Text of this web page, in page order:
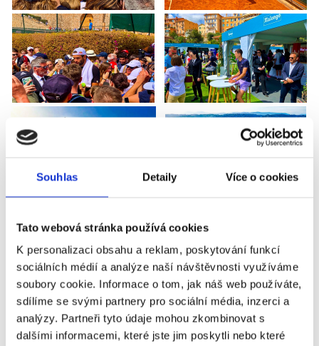
Souhlas Detaily Více o cookies
Tato webová stránka používá cookies
K personalizaci obsahu a reklam, poskytování funkcí
sociálních médií a analýze naší návštěvnosti využíváme
soubory cookie. Informace o tom, jak náš web používáte,
sdílíme se svými partnery pro sociální média, inzerci a
analýzy. Partneři tyto údaje mohou zkombinovat s
dalšími informacemi, které jste jim poskytli nebo které